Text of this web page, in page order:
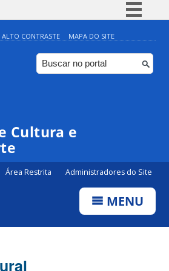
Simplifique!
Comunica BR
Participe
ALTO CONTRASTE MAPA DO SITE
Cultura e
Área Restrita Administradores do Site
MENU